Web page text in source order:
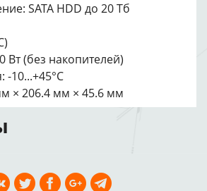
SATA HDD до 20 Тб
Вт (без накопителей)
-10...+45°C
× 206.4 мм × 45.6 мм